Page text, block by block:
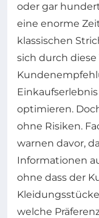
oder gar
eine enorme
klassischen
sich durch
optimieren.
ohne Risiken.
warnen davor,
Informationen
ohne dass der
welche